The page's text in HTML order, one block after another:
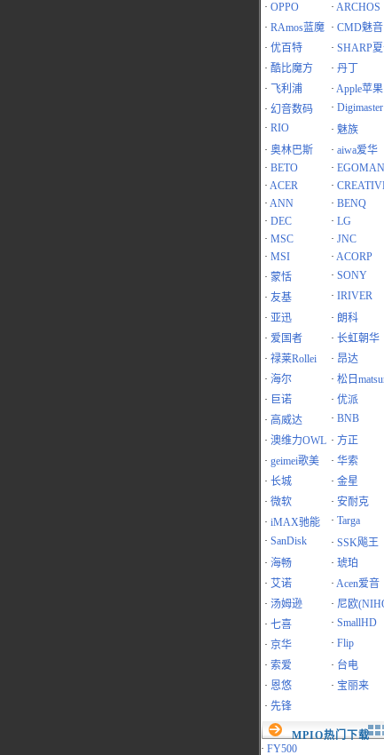
· OPPO · ARCHOS
· RAmos蓝魔 · CMD魅音
· 优百特 · SHARP
· 酷比魔方 · 丹丁
·
飞利浦 · Apple苹果
· 幻音数码 · Digimaster
· RIO · 魅族
· 奥林巴斯 · aiwa爱华
· BETO · EGOMAN
· ACER ·
· ANN · BENQ
· DEC · LG
· MSC · JNC
· MSI · ACORP
· 蒙恬 · SONY
· 友基 · IRIVER
· 亚迅 · 朗科
· 爱国者 · 长虹朝华
· 禄莱Rollei · 昂达
· 海尔 · 松日
· 巨诺 · 优派
· 高威达 · BNB
· 澳维力OWL · 方正
· geimei歌美 · 华索
· 长城 · 金星
· 微软 · 安耐克
· iMAX驰能 · Targa
· SanDisk · SSK飚王
· 海畅 · 琥珀
· 艾诺 · Acen爱音
· 汤姆逊 · 尼欧
· 七喜 · SmallHD
· 京华 · Flip
· 索爱 · 台电
· 恩悠 · 宝丽来
· 先锋
MPIO热门下载
· FY500